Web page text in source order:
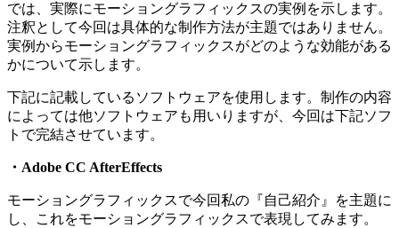
では、実際にモーショングラフィックスの実例を示します。
注釈として今回は具体的な制作方法が主題ではありません。
実例からモーショングラフィックスがどのような効能がある
かについて示します。
下記に記載しているソフトウェアを使用します。制作の内容
によっては他ソフトウェアも用いりますが、今回は下記ソフ
トで完結させています。
・Adobe CC AfterEffects
モーショングラフィックスで今回私の『自己紹介』を主題に
し、これをモーショングラフィックスで表現してみます。